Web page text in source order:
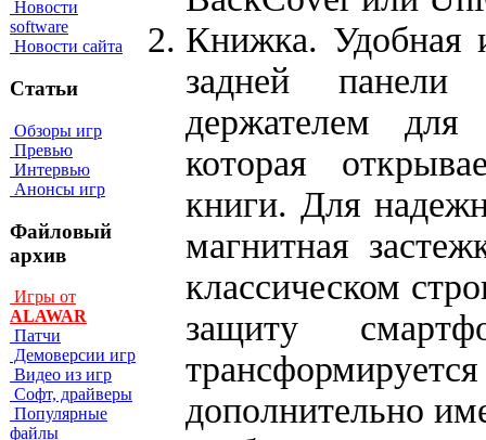
Новости
software
Новости сайта
Статьи
Обзоры игр
Превью
Интервью
Анонсы игр
Файловый
архив
Игры от
ALAWAR
Патчи
Демоверсии игр
Видео из игр
Софт, драйверы
Популярные
файлы
Книжка. Удобная
задней панели
держателем
которая
книги. Для
магнитная
классическом
защиту
дополнительно